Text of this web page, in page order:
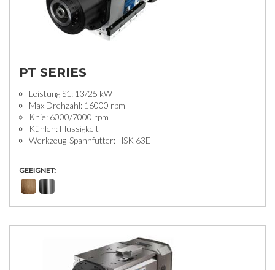
PT SERIES
Leistung S1: 13/25 kW
Max Drehzahl: 16000 rpm
Knie: 6000/7000 rpm
Kühlen: Flüssigkeit
Werkzeug-Spannfutter: HSK 63E
GEEIGNET: